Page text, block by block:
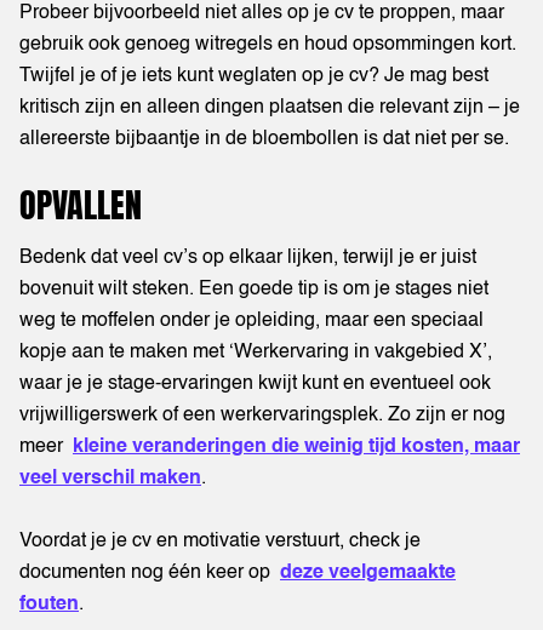
Probeer bijvoorbeeld niet alles op je cv te proppen, maar
gebruik ook genoeg witregels en houd opsommingen kort.
Twijfel je of je iets kunt weglaten op je cv? Je mag best
kritisch zijn en alleen dingen plaatsen die relevant zijn – je
allereerste bijbaantje in de bloembollen is dat niet per se.
OPVALLEN
Bedenk dat veel cv’s op elkaar lijken, terwijl je er juist
bovenuit wilt steken. Een goede tip is om je stages niet
weg te moffelen onder je opleiding, maar een speciaal
kopje aan te maken met ‘Werkervaring in vakgebied X’,
waar je je stage-ervaringen kwijt kunt en eventueel ook
vrijwilligerswerk of een werkervaringsplek. Zo zijn er nog
meer
kleine veranderingen die weinig tijd kosten, maar
veel verschil maken.
Voordat je je cv en motivatie verstuurt, check je
documenten nog één keer op deze veelgemaakte
fouten.